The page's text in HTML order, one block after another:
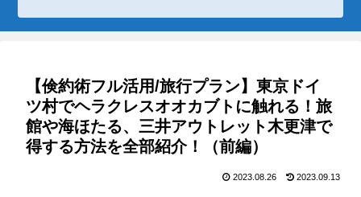
【倹約術フル活用/旅行プラン】東京ドイ
ツ村でヘラクレスオオカブトに触れる！旅
館や海ほたる、三井アウトレット木更津で
得する方法を全部紹介！（前編）
2023.08.26 2023.09.13